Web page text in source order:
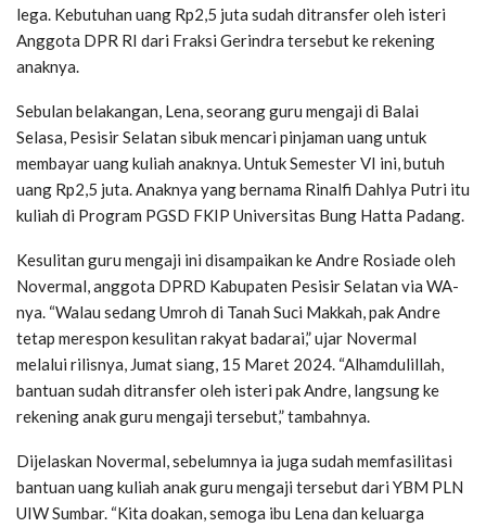
lega. Kebutuhan uang Rp2,5 juta sudah ditransfer oleh isteri
Anggota DPR RI dari Fraksi Gerindra tersebut ke rekening
anaknya.
Sebulan belakangan, Lena, seorang guru mengaji di Balai
Selasa, Pesisir Selatan sibuk mencari pinjaman uang untuk
membayar uang kuliah anaknya. Untuk Semester VI ini, butuh
uang Rp2,5 juta. Anaknya yang bernama Rinalfi Dahlya Putri itu
kuliah di Program PGSD FKIP Universitas Bung Hatta Padang.
Kesulitan guru mengaji ini disampaikan ke Andre Rosiade oleh
Novermal, anggota DPRD Kabupaten Pesisir Selatan via WA-
nya. “Walau sedang Umroh di Tanah Suci Makkah, pak Andre
tetap merespon kesulitan rakyat badarai,” ujar Novermal
melalui rilisnya, Jumat siang, 15 Maret 2024. “Alhamdulillah,
bantuan sudah ditransfer oleh isteri pak Andre, langsung ke
rekening anak guru mengaji tersebut,” tambahnya.
Dijelaskan Novermal, sebelumnya ia juga sudah memfasilitasi
bantuan uang kuliah anak guru mengaji tersebut dari YBM PLN
UIW Sumbar. “Kita doakan, semoga ibu Lena dan keluarga